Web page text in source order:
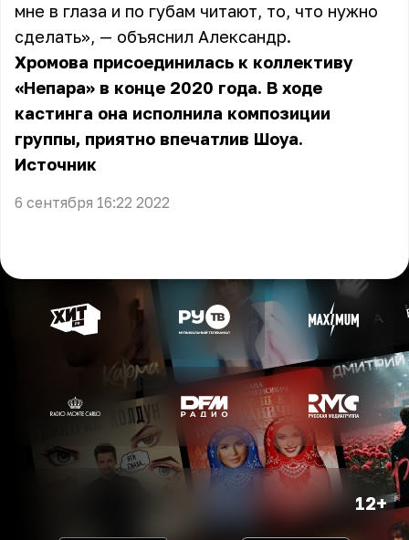
мне в глаза и по губам читают, то, что нужно
сделать», — объяснил Александр.
Хромова присоединилась к коллективу
«Непара» в конце 2020 года. В ходе
кастинга она исполнила композиции
группы, приятно впечатлив Шоуа.
Источник
6 сентября 16:22 2022
12+